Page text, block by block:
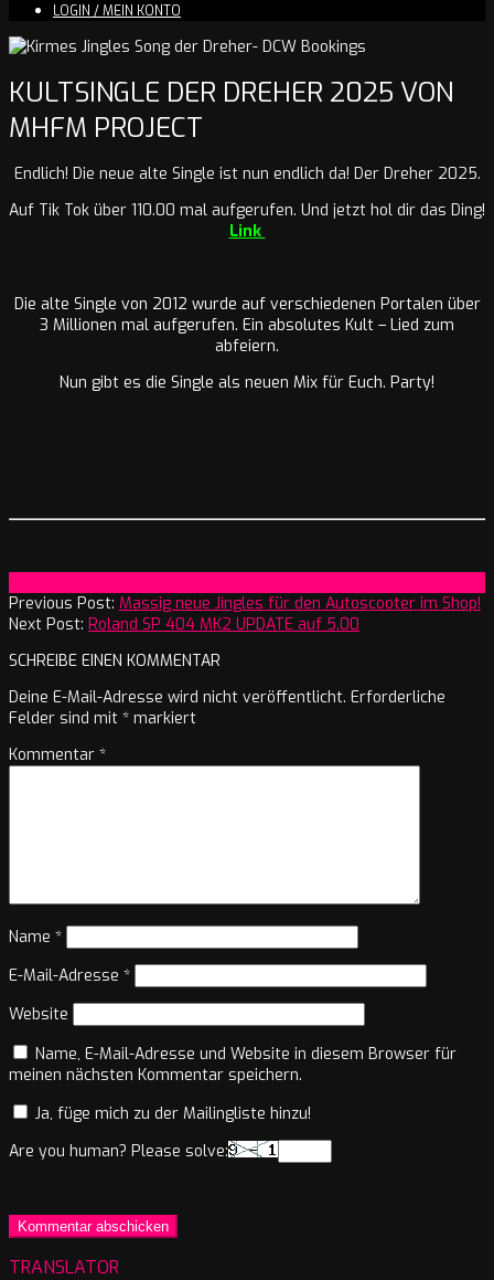
LOGIN / MEIN KONTO
KULTSINGLE DER DREHER 2025 VON
MHFM PROJECT
Endlich! Die neue alte Single ist nun endlich da! Der Dreher 2025.
Auf Tik Tok über 110.00 mal aufgerufen. Und jetzt hol dir das Ding!
Link
Die alte Single von 2012 wurde auf verschiedenen Portalen über
3 Millionen mal aufgerufen. Ein absolutes Kult – Lied zum
abfeiern.
Nun gibt es die Single als neuen Mix für Euch. Party!
02-
17
Previous Post: Massig neue Jingles für den Autoscooter im Shop!
Next Post: Roland SP 404 MK2 UPDATE auf 5.00
SCHREIBE EINEN KOMMENTAR
Deine E-Mail-Adresse wird nicht veröffentlicht. Erforderliche
Felder sind mit * markiert
Kommentar *
Name *
E-Mail-Adresse *
Website
Name, E-Mail-Adresse und Website in diesem Browser für
meinen nächsten Kommentar speichern.
Ja, füge mich zu der Mailingliste hinzu!
Are you human? Please solve:
TRANSLATOR